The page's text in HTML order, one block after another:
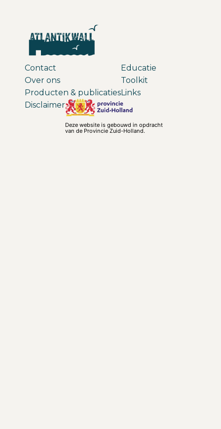
Contact
Over ons
Producten & publicaties
Educatie
Toolkit
Links
Disclaimer
Deze website is gebouwd in opdracht
van de Provincie Zuid-Holland.